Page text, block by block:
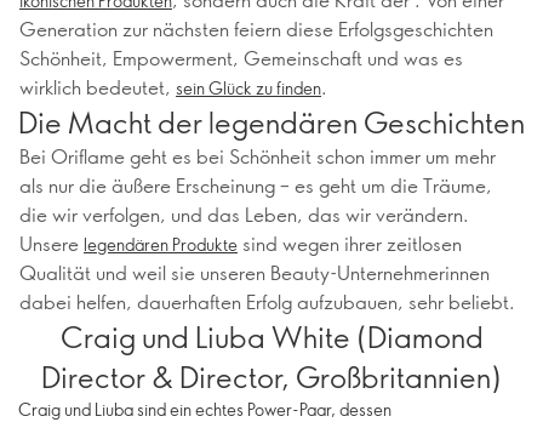
Generation zur nächsten feiern diese Erfolgsgeschichten
Schönheit, Empowerment, Gemeinschaft und was es
wirklich bedeutet, sein Glück zu finden.
Die Macht der legendären Geschichten
Bei Oriflame geht es bei Schönheit schon immer um mehr
als nur die äußere Erscheinung – es geht um die Träume,
die wir verfolgen, und das Leben, das wir verändern.
Unsere legendären Produkte sind wegen ihrer zeitlosen
Qualität und weil sie unseren Beauty-Unternehmerinnen
dabei helfen, dauerhaften Erfolg aufzubauen, sehr beliebt.
Craig und Liuba White (Diamond
Director & Director, Großbritannien)
Craig und Liuba sind ein echtes Power-Paar, dessen